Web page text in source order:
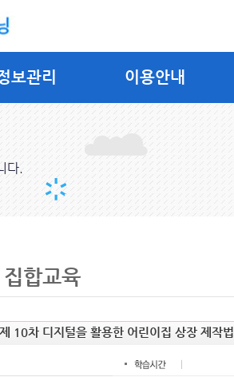
보관리 이용안내
다.
합교육
10차 디지털을 활용한 어린이집 상장 제작법